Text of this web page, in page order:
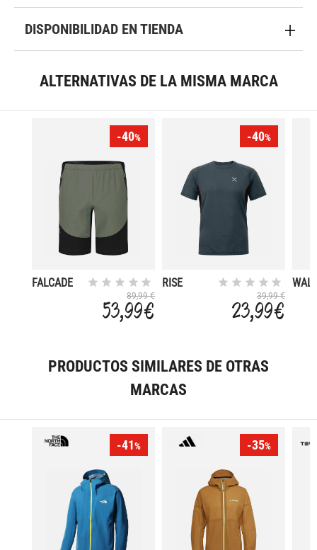
DISPONIBILIDAD EN TIENDA
ALTERNATIVAS DE LA MISMA MARCA
-40%
FALCADE
89,99 €
53,99 €
-40%
RISE
39,99 €
23,99 €
PRODUCTOS SIMILARES DE OTRAS
MARCAS
-41% -35%